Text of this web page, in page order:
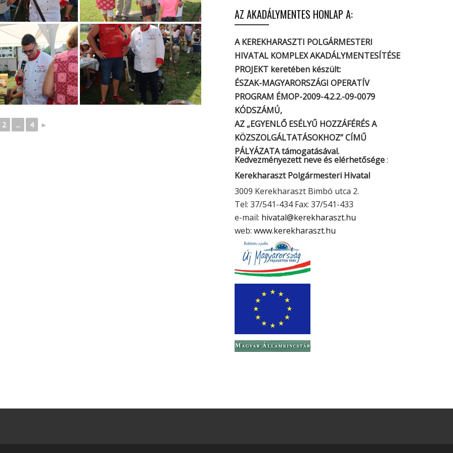
2 ... 4 ►
AZ AKADÁLYMENTES HONLAP A:
A KEREKHARASZTI POLGÁRMESTERI
HIVATAL KOMPLEX AKADÁLYMENTESÍTÉSE
PROJEKT keretében készült:
ÉSZAK-MAGYARORSZÁGI OPERATÍV
PROGRAM ÉMOP-2009-4.2.2.-09-0079
KÓDSZÁMÚ,
AZ „EGYENLŐ ESÉLYŰ HOZZÁFÉRÉS A
KÖZSZOLGÁLTATÁSOKHOZ” CÍMŰ
PÁLYÁZATA támogatásával.
Kedvezményezett neve és elérhetősége:
Kerekharaszt Polgármesteri Hivatal
3009 Kerekharaszt Bimbó utca 2.
Tel: 37/541-434 Fax: 37/541-433
e-mail: hivatal@kerekharaszt.hu
web: www.kerekharaszt.hu